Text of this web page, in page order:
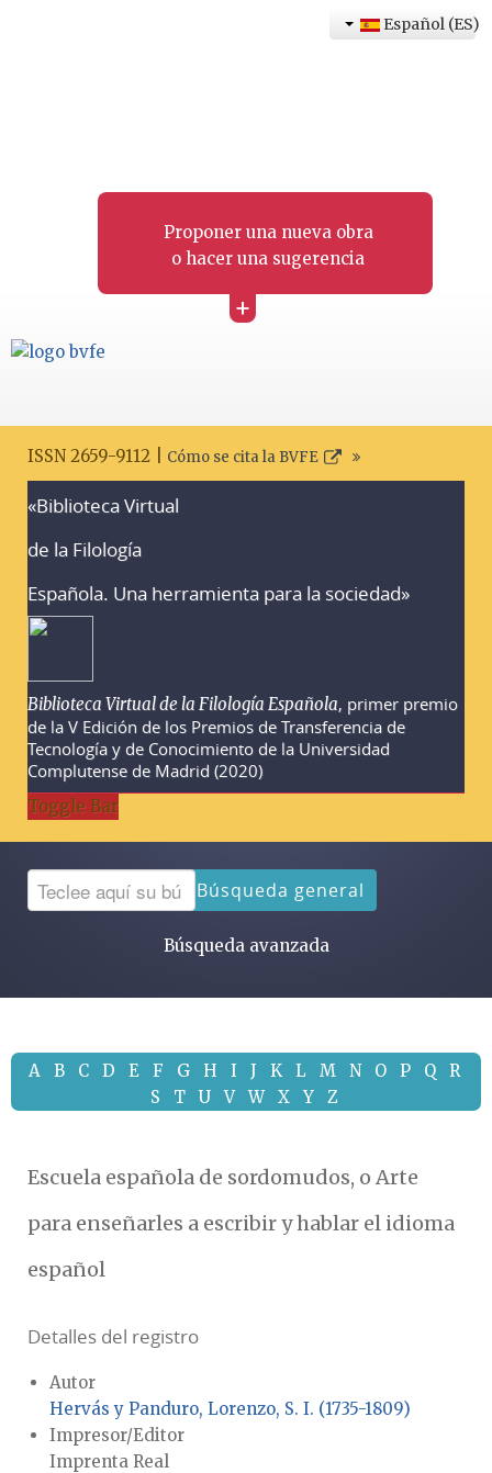
Proponer una nueva obra
o hacer una sugerencia
+
Español (ES)
ISSN 2659-9112 | Cómo se cita la BVFE
«Biblioteca Virtual
de la Filología
Española. Una herramienta para la sociedad»
Biblioteca Virtual de la Filología Española, primer premio
de la V Edición de los Premios de Transferencia de
Tecnología y de Conocimiento de la Universidad
Complutense de Madrid (2020)
Toggle Bar
Búsqueda general
Búsqueda avanzada
A B C D E F G H I J K L M N O P Q
R
S
T U V W X Y Z
Escuela española de sordomudos, o Arte
para enseñarles a escribir y hablar el idioma
español
Detalles del registro
Autor
Hervás y Panduro, Lorenzo, S. I. (1735-1809)
Impresor/Editor
Imprenta Real